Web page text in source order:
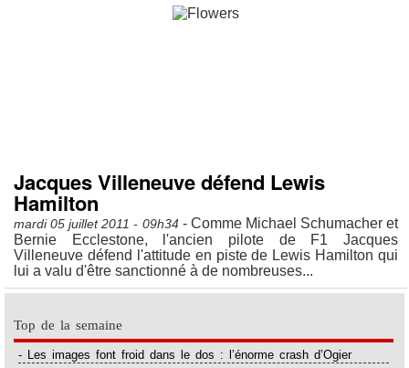
Jacques Villeneuve défend Lewis
Hamilton
mardi 05 juillet 2011 - 09h34- Comme Michael Schumacher et
Bernie Ecclestone, l'ancien pilote de F1 Jacques
Villeneuve défend l'attitude en piste de Lewis Hamilton qui
lui a valu d'être sanctionné à de nombreuses...
Top de la semaine
- Les images font froid dans le dos : l’énorme crash d’Ogier